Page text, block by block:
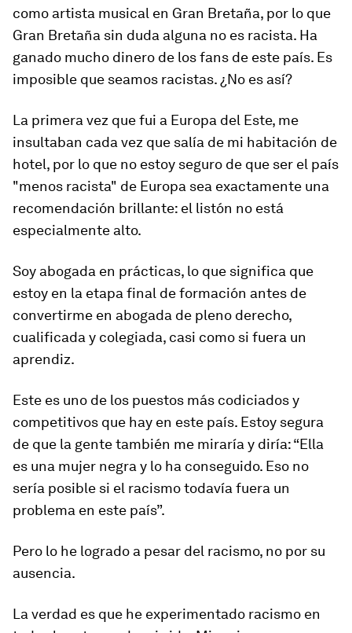
como artista musical en Gran Bretaña, por lo que
Gran Bretaña sin duda alguna no es racista. Ha
ganado mucho dinero de los fans de este país. Es
imposible que seamos racistas. ¿No es así?
La primera vez que fui a Europa del Este, me
insultaban cada vez que salía de mi habitación de
hotel, por lo que no estoy seguro de que ser el país
"menos racista" de Europa sea exactamente una
recomendación brillante: el listón no está
especialmente alto.
Soy abogada en prácticas, lo que significa que
estoy en la etapa final de formación antes de
convertirme en abogada de pleno derecho,
cualificada y colegiada, casi como si fuera un
aprendiz.
Este es uno de los puestos más codiciados y
competitivos que hay en este país. Estoy segura
de que la gente también me miraría y diría: “Ella
es una mujer negra y lo ha conseguido. Eso no
sería posible si el racismo todavía fuera un
problema en este país”.
Pero lo he logrado a pesar del racismo, no por su
ausencia.
La verdad es que he experimentado racismo en